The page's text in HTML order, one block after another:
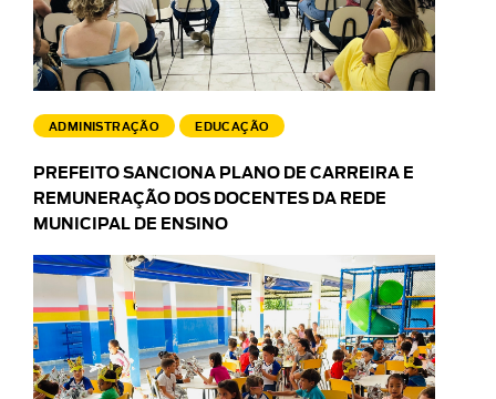
ADMINISTRAÇÃO EDUCAÇÃO
PREFEITO SANCIONA PLANO DE CARREIRA E
REMUNERAÇÃO DOS DOCENTES DA REDE
MUNICIPAL DE ENSINO